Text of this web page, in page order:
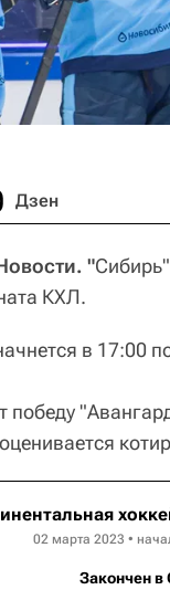
Дзен
"
КХЛ.
в 17:00
победу
02 марта 2023 •
Закончен в